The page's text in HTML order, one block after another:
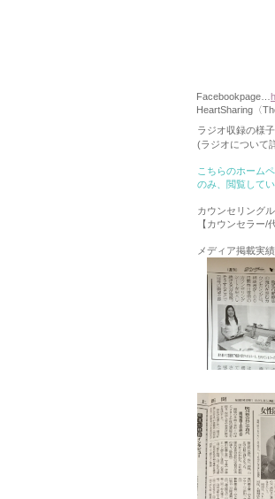
Facebookpage…
HeartSharing〈
ラジオ収録の様
(ラジオについて
こちらのホーム
のみ、閲覧して
カウンセリング
【カウンセラ
メディア掲載実